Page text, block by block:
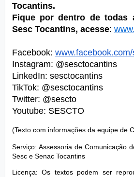
Tocantins.
Fique por dentro de todas
Sesc Tocantins, acesse:
Facebook:
Instagram: @sesctocantins
LinkedIn: sesctocantins
TikTok: @sesctocantins
Twitter: @sescto
Youtube: SESCTO
(Texto com informações da equipe de
Serviço: Assessoria de Comunicação
Sesc e Senac Tocantins
Licença: Os textos podem ser